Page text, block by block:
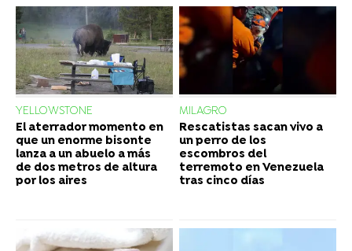
YELLOWSTONE
El aterrador momento en
que un enorme bisonte
lanza a un abuelo a más
de dos metros de altura
por los aires
MILAGRO
Rescatistas sacan vivo a
un perro de los
escombros del
terremoto en Venezuela
tras cinco días